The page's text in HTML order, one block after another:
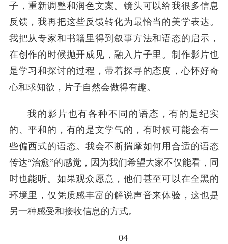
子，重新调整和润色文案。镜头可以给我很多信息
反馈，我再把这些反馈转化为最恰当的美学表达。
我把从专家和书籍里得到叙事方法和语态的启示，
在创作的时候抛开成见，融入片子里。制作影片也
是学习和探讨的过程，带着探寻的态度，心怀好奇
心和求知欲，片子自然会做得有趣。
我的影片也有各种不同的语态，有的是纪实
的、平和的，有的是文学气的，有时候可能会有一
些偏西式的语态。我会不断揣摩如何用合适的语态
传达“治愈”的感觉，因为我们希望大家不仅能看，同
时也能听。如果观众愿意，他们甚至可以在全黑的
环境里，仅凭质感丰富的解说声音来体验，这也是
另一种感受和接收信息的方式。
04